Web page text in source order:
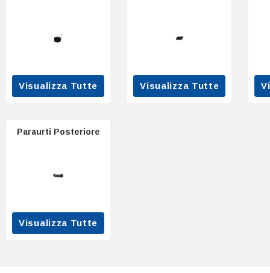
Visualizza Tutte Visualizza Tutte
Paraurti Posteriore
Visualizza Tutte